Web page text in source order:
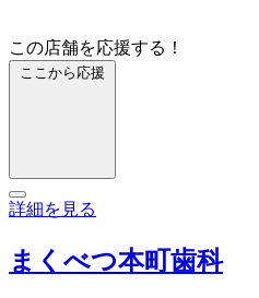
この店舗を応援する！
ここから応援
詳細を見る
まくべつ本町歯科